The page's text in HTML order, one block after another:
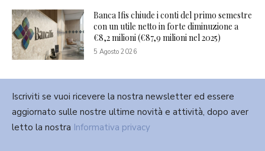
Banca Ifis chiude i conti del primo semestre
con un utile netto in forte diminuzione a
€8,2 milioni (€87,9 milioni nel 2025)
5 Agosto 2026
Iscriviti se vuoi ricevere la nostra newsletter ed essere
aggiornato sulle nostre ultime novità e attività, dopo aver
letto la nostra Informativa privacy